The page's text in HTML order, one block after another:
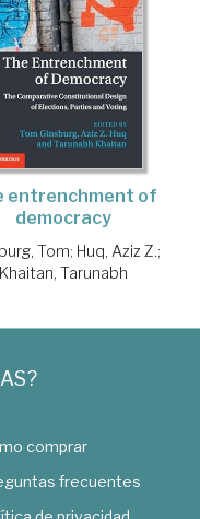
entrenchment of
democracy
Tom; Huq, Aziz Z.;
Khaitan, Tarunabh
comprar
frecuentes